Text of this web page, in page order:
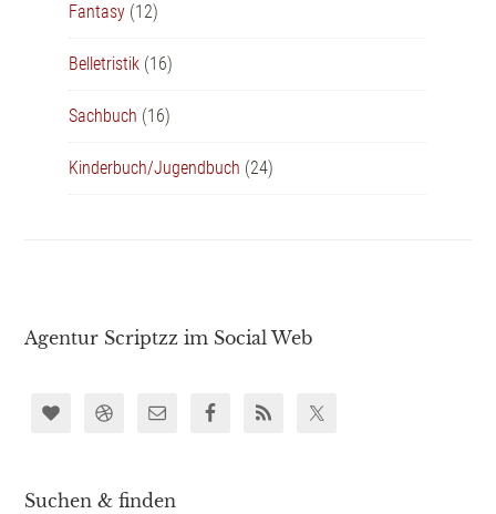
Fantasy (12)
Belletristik (16)
Sachbuch (16)
Kinderbuch/Jugendbuch (24)
Agentur Scriptzz im Social Web
Suchen & finden